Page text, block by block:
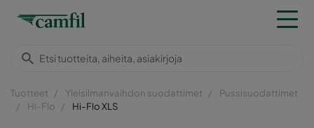
Tuotteet Yleisilmanvaihdon suodattimet
Pussisuodattimet
Hi-Flo
Hi-Flo XLS